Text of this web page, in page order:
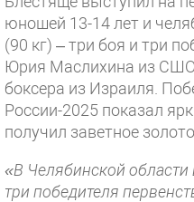
юношей 13-14 лет и
(90 кг) – три боя и три
Юрия Маслихина из
боксера из Израиля.
России-2025 показал
получил заветное золото.
«В Челябинской
три победителя